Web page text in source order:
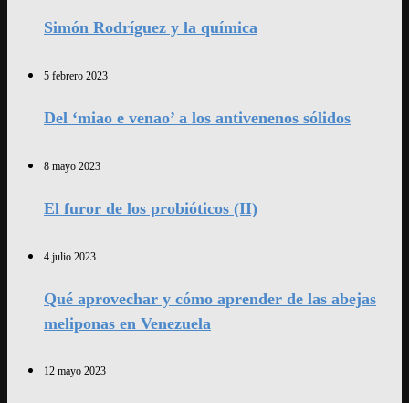
Simón Rodríguez y la química
5 febrero 2023
Del ‘miao e venao’ a los antivenenos sólidos
8 mayo 2023
El furor de los probióticos (II)
4 julio 2023
Qué aprovechar y cómo aprender de las abejas
meliponas en Venezuela
12 mayo 2023